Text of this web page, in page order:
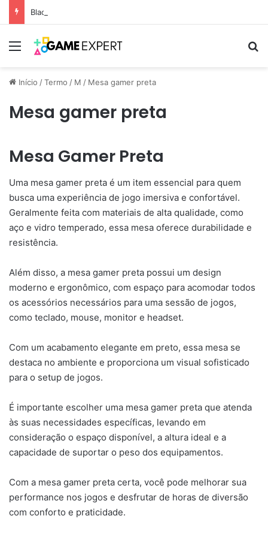
Black Friday: descontos incríveis em eletrônicos
Menu
Início /Termo / M / Mesa gamer preta
Mesa gamer preta
Mesa Gamer Preta
Uma mesa gamer preta é um item essencial para quem
busca uma experiência de jogo imersiva e confortável.
Geralmente feita com materiais de alta qualidade, como
aço e vidro temperado, essa mesa oferece durabilidade e
resistência.
Além disso, a mesa gamer preta possui um design
moderno e ergonômico, com espaço para acomodar todos
os acessórios necessários para uma sessão de jogos,
como teclado, mouse, monitor e headset.
Com um acabamento elegante em preto, essa mesa se
destaca no ambiente e proporciona um visual sofisticado
para o setup de jogos.
É importante escolher uma mesa gamer preta que atenda
às suas necessidades específicas, levando em
consideração o espaço disponível, a altura ideal e a
capacidade de suportar o peso dos equipamentos.
Com a mesa gamer preta certa, você pode melhorar sua
performance nos jogos e desfrutar de horas de diversão
com conforto e praticidade.